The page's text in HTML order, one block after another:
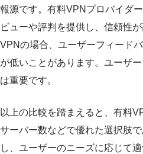
報源です。有料VPNプロバイダ
ビューや評判を提供し、信頼性
VPNの場合、ユーザーフィード
が低いことがあります。ユーザ
は重要です。
以上の比較を踏まえると、有料
サーバー数などで優れた選択肢
し、ユーザーのニーズに応じて